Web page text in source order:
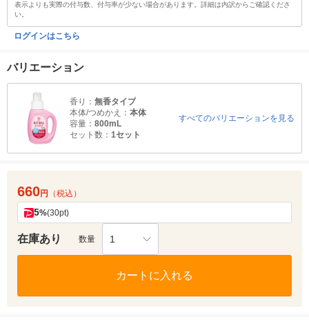
表示よりも実際の付与数、付与率が少ない場合があります。詳細は内訳からご確認くださ
い。
ログインはこちら
バリエーション
香り： 無香タイプ
本体/つめかえ： 本体
容量： 800mL
セット数： 1セット
すべてのバリエーションを見る
660円 （税込）
5%(30pt)
在庫あり 数量 1
カートに入れる